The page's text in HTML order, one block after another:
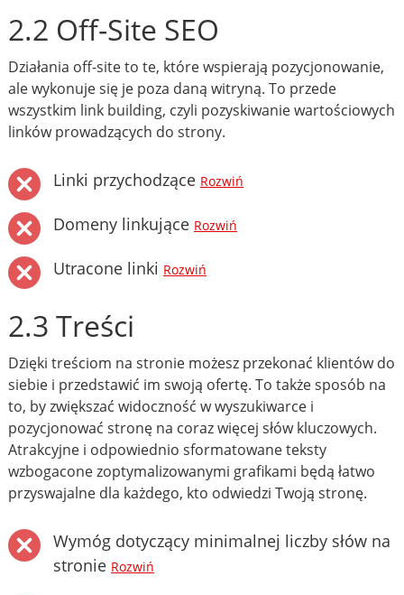
2.2 Off-Site SEO
Działania off-site to te, które wspierają pozycjonowanie,
ale wykonuje się je poza daną witryną. To przede
wszystkim link building, czyli pozyskiwanie wartościowych
linków prowadzących do strony.
Linki przychodzące Rozwiń
Domeny linkujące Rozwiń
Utracone linki Rozwiń
2.3 Treści
Dzięki treściom na stronie możesz przekonać klientów do
siebie i przedstawić im swoją ofertę. To także sposób na
to, by zwiększać widoczność w wyszukiwarce i
pozycjonować stronę na coraz więcej słów kluczowych.
Atrakcyjne i odpowiednio sformatowane teksty
wzbogacone zoptymalizowanymi grafikami będą łatwo
przyswajalne dla każdego, kto odwiedzi Twoją stronę.
Wymóg dotyczący minimalnej liczby słów na
stronie Rozwiń